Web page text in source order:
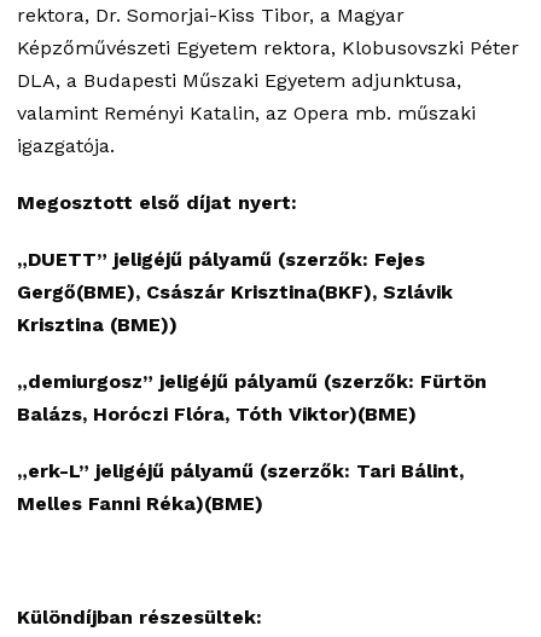
rektora, Dr. Somorjai-Kiss Tibor, a Magyar
Képzőművészeti Egyetem rektora, Klobusovszki Péter
DLA, a Budapesti Műszaki Egyetem adjunktusa,
valamint Reményi Katalin, az Opera mb. műszaki
igazgatója.
Megosztott első díjat nyert:
„DUETT” jeligéjű pályamű (szerzők: Fejes
Gergő(BME), Császár Krisztina(BKF), Szlávik
Krisztina (BME))
„demiurgosz” jeligéjű pályamű (szerzők: Fürtön
Balázs, Horóczi Flóra, Tóth Viktor)(BME)
„erk-L” jeligéjű pályamű (szerzők: Tari Bálint,
Melles Fanni Réka)(BME)
Különdíjban részesültek: